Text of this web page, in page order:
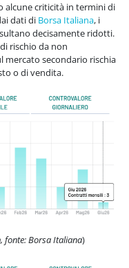
alcune criticità in termini di
dati di Borsa Italiana, i
decisamente ridotti.
rischio da non
mercato secondario rischia
o di vendita.
fonte: Borsa Italiana)